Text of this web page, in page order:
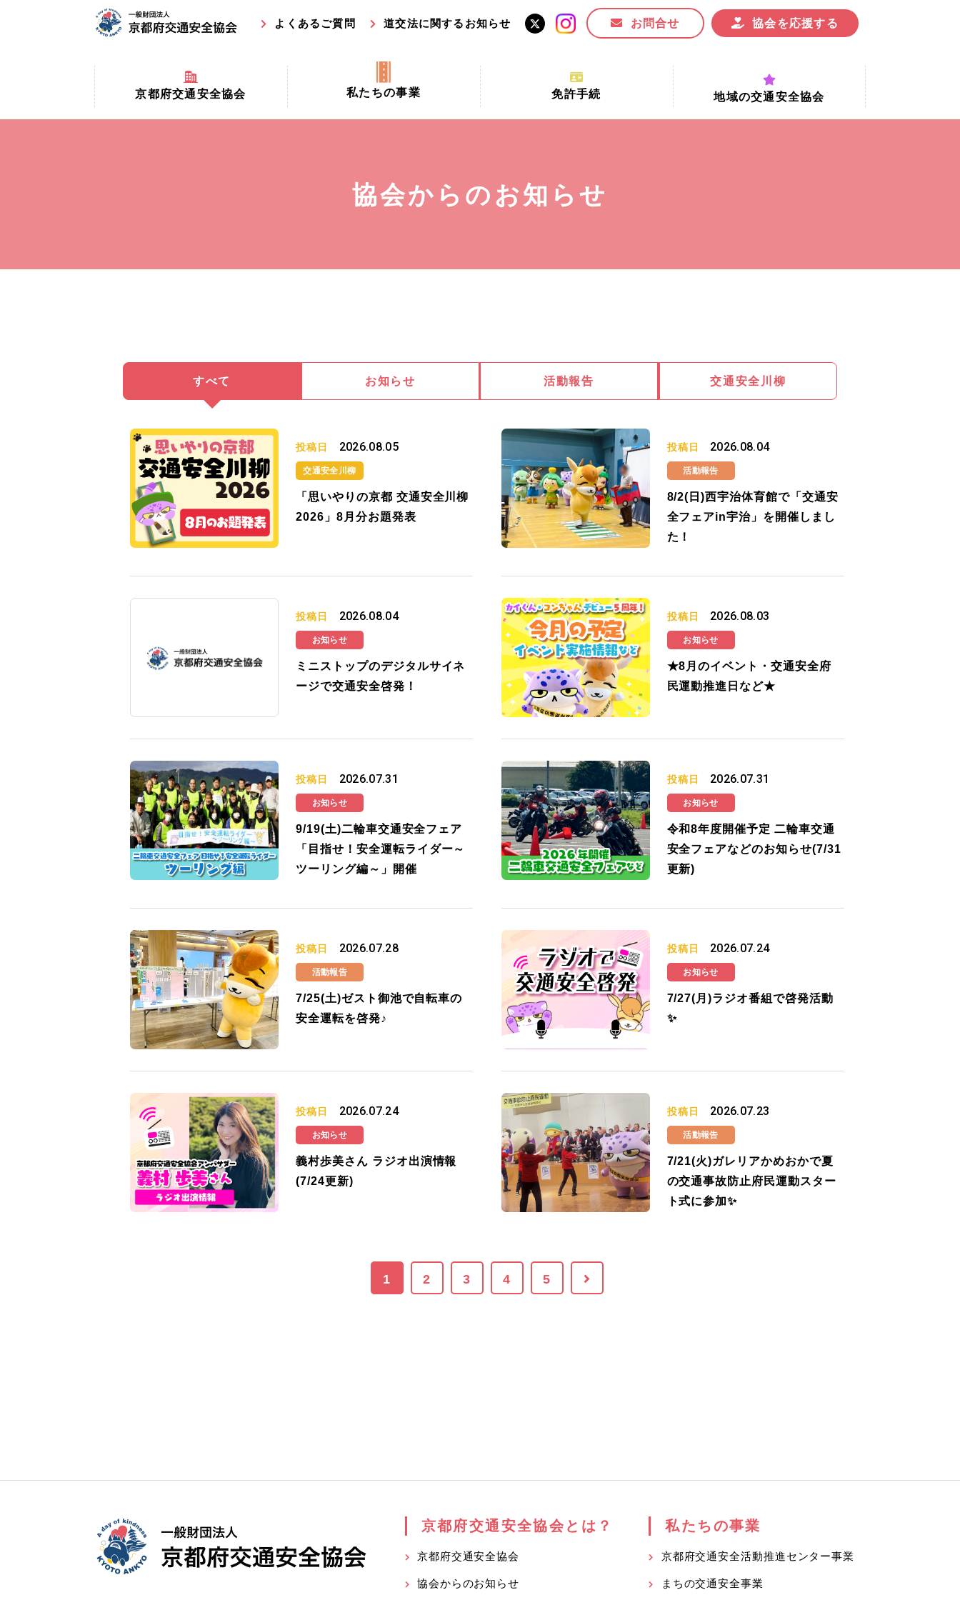
よくあるご質問 道交法に関するお知らせ お問合せ 協会を応援する
京都府交通安全協会
京都府交通安全協会とは？
私たちの事業
京都府交通安全活動推進センター事業
交通安全協力金の活用事業
免許手続
手続場所の対象者及び受付時間
講習時間
地域の交通安全協会
協会からのお知らせ
すべて お知らせ 活動報告 交通安全川柳
投稿日 2026.08.05
交通安全川柳
「思いやりの京都 交通安全川柳
2026」8月分お題発表
投稿日 2026.08.04
活動報告
8/2(日)西宇治体育館で「交通安
全フェアin宇治」を開催しまし
た！
投稿日 2026.08.04
お知らせ
ミニストップのデジタルサイネ
ージで交通安全啓発！
投稿日 2026.08.03
お知らせ
★8月のイベント・交通安全府
民運動推進日など★
投稿日 2026.07.31
お知らせ
9/19(土)二輪車交通安全フェア
「目指せ！安全運転ライダー～
ツーリング編～」開催
投稿日 2026.07.31
お知らせ
令和8年度開催予定 二輪車交通
安全フェアなどのお知らせ(7/31
更新)
投稿日 2026.07.28
活動報告
7/25(土)ゼスト御池で自転車の
安全運転を啓発♪
投稿日 2026.07.24
お知らせ
7/27(月)ラジオ番組で啓発活動
✨
投稿日 2026.07.24
お知らせ
義村歩美さん ラジオ出演情報
(7/24更新)
投稿日 2026.07.23
活動報告
7/21(火)ガレリアかめおかで夏
の交通事故防止府民運動スター
ト式に参加✨
1 2 3 4 5
京都府交通安全協会とは？
京都府交通安全協会
協会からのお知らせ
私たちの事業
京都府交通安全活動推進センター事業
まちの交通安全事業